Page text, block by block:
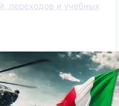
переходов и учебных